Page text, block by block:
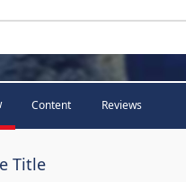
Content Reviews
Title